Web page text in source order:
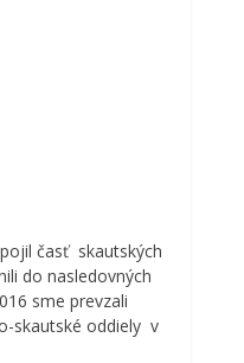
časť skautských
do nasledovných
sme prevzali
skautské oddiely v